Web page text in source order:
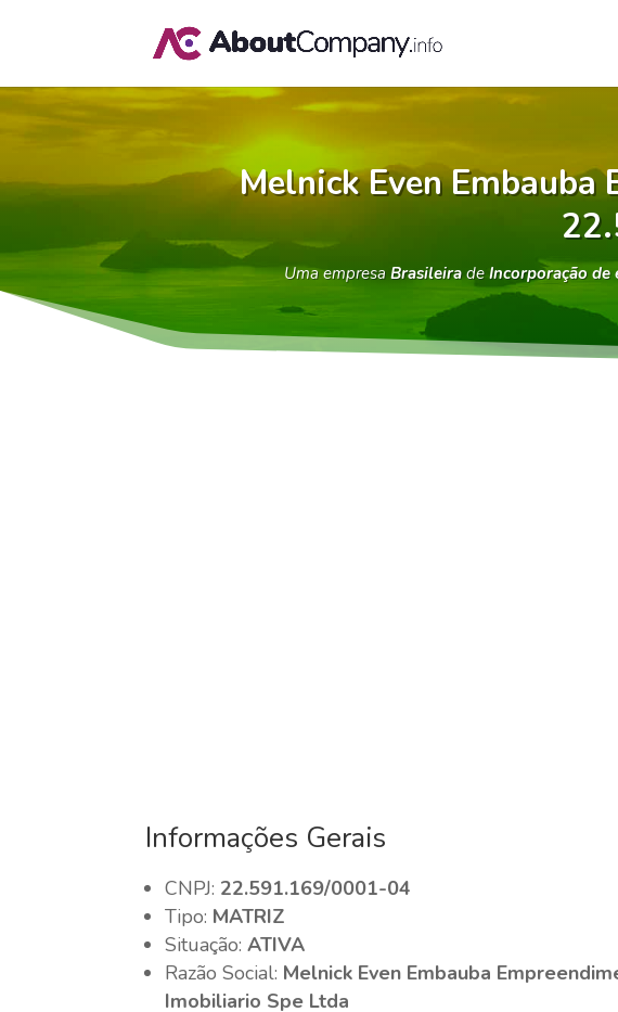
Melnick Even
Uma empresa Brasileirade Incorporação
Informações Gerais
CNPJ: 22.591.169/0001-04
Tipo: MATRIZ
Situação:ATIVA
Razão Social: Melnick Even Embauba
Imobiliario Spe Ltda